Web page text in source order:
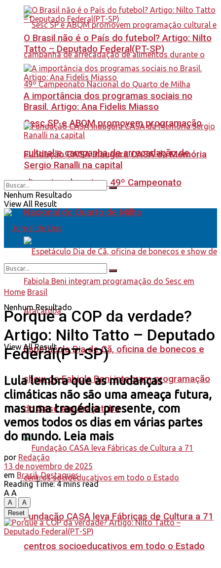
Sesc SP e ABQM promovem programação
cultural e campanha de arrecadação de
alimentos durante o 49º Campeonato
Nacional do Quarto de Milha
Espetáculo Dia de Cã, oficina de bonecos e
show de Fabiola Beni integram programação
do Sesc em Araçatuba
Fundação CASA leva Fábricas de Cultura a 71
centros socioeducativos em todo o Estado
O Brasil não é o País do futebol? Artigo: Nilto
Tatto – Deputado Federal(PT-SP)
A importância dos programas sociais no
Brasil. Artigo: Ana Fidelis Miasso
Fundação CASA inaugura CASA da Memória
Sergio Ranalli na capital
Nenhum Resultado
View All Result
Nenhum Resultado
View All Result
Home Brasil
Porque a COP da verdade?
Artigo: Nilto Tatto – Deputado
Federal(PT-SP)
Lula lembra que as mudanças
climáticas não são uma ameaça futura,
mas uma tragédia presente, com
vemos todos os dias em várias partes
do mundo. Leia mais
por Redação
13 de novembro de 2025
em Brasil,Destaques
Reading Time: 4 mins read
A A
A
A
Reset